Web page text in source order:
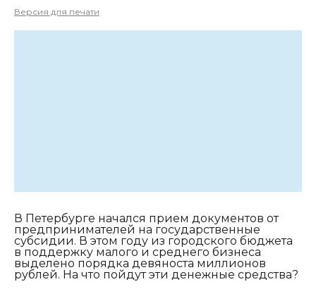
Версия для печати
В Петербурге начался прием документов от
предпринимателей на государственные
субсидии. В этом году из городского бюджета
в поддержку малого и среднего бизнеса
выделено порядка девяноста миллионов
рублей. На что пойдут эти денежные средства?